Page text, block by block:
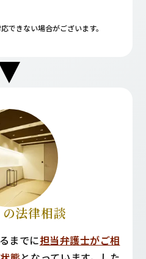
できない場合がございます。
法律相談
までに担当弁護士がご相